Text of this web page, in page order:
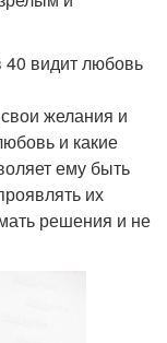
40 видит любовь
желания и
и какие
ему быть
их
решения и не